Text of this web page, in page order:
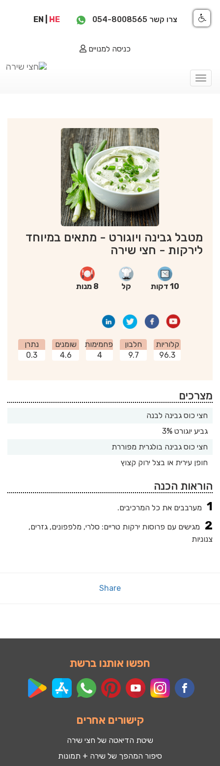
צרו קשר054-8008565
EN HE
כניסה למנויים
Toggle
מטבל גבינה ויוגורט - מתאים במיוחד
לירקות - חצי שירה
10 דקות קל 8 מנות
קלוריות
96.3
חלבון
9.7
פחמימות
4
שומנים
4.6
נתרן
0.3
מצרכים
חצי כוס גבינה לבנה
גביע יוגורט 3%
חצי כוס גבינה בולגרית מפוררת
חופן עירית או בצל ירוק קצוץ
הוראות הכנה
מערבבים את כל המרכיבים.
מגישים עם פרוסות ירקות טריים: סלרי, מלפפונים, גזרים,
צנוניות
Share
חפשו אותנו ברשת
קישורים אחרים
שיטת הדיאטה של חצי שירה
סיפור המהפך של שירה + תמונות